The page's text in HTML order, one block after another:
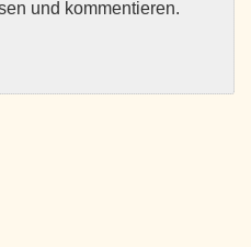
und kommentieren.